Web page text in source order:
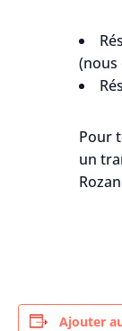
(nous
Pour
un
Ajouter